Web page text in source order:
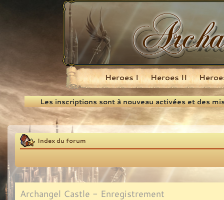
Recherche
Heroes I Heroes II
Les inscriptions sont à nouveau activées et des
Index du forum
Archangel Castle - Enregistrement